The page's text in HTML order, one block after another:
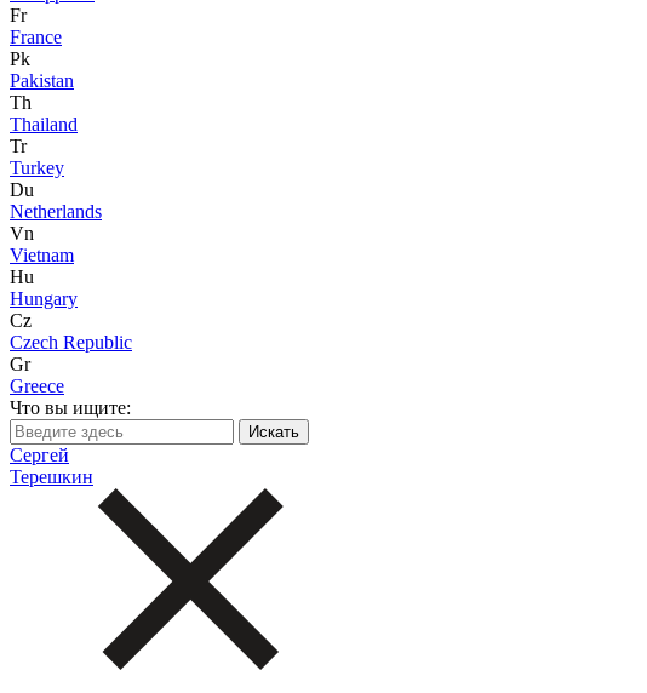
Fr
France
Pk
Pakistan
Th
Thailand
Tr
Turkey
Du
Netherlands
Vn
Vietnam
Hu
Hungary
Cz
Czech Republic
Gr
Greece
Что вы ищите:
Сергей
Терешкин